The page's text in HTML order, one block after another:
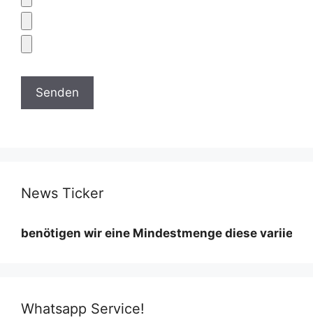
News Ticker
wir eine Mindestmenge diese variiert nach
Whatsapp Service!